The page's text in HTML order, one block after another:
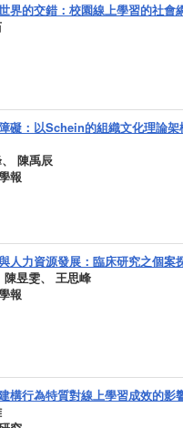
界的交錯：校園線上學習的社會
礙：以Schein的組織文化理論
陳禹辰
報
人力資源發展：臨床研究之個案
陳昱雯、 王思峰
報
構行為特質對線上學習成效的影